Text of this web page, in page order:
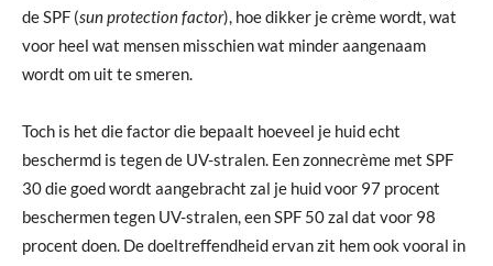
de SPF (sun protection factor), hoe dikker je crème wordt, wat
voor heel wat mensen misschien wat minder aangenaam
wordt om uit te smeren.
Toch is het die factor die bepaalt hoeveel je huid echt
beschermd is tegen de UV-stralen. Een zonnecrème met SPF
30 die goed wordt aangebracht zal je huid voor 97 procent
beschermen tegen UV-stralen, een SPF 50 zal dat voor 98
procent doen. De doeltreffendheid ervan zit hem ook vooral in